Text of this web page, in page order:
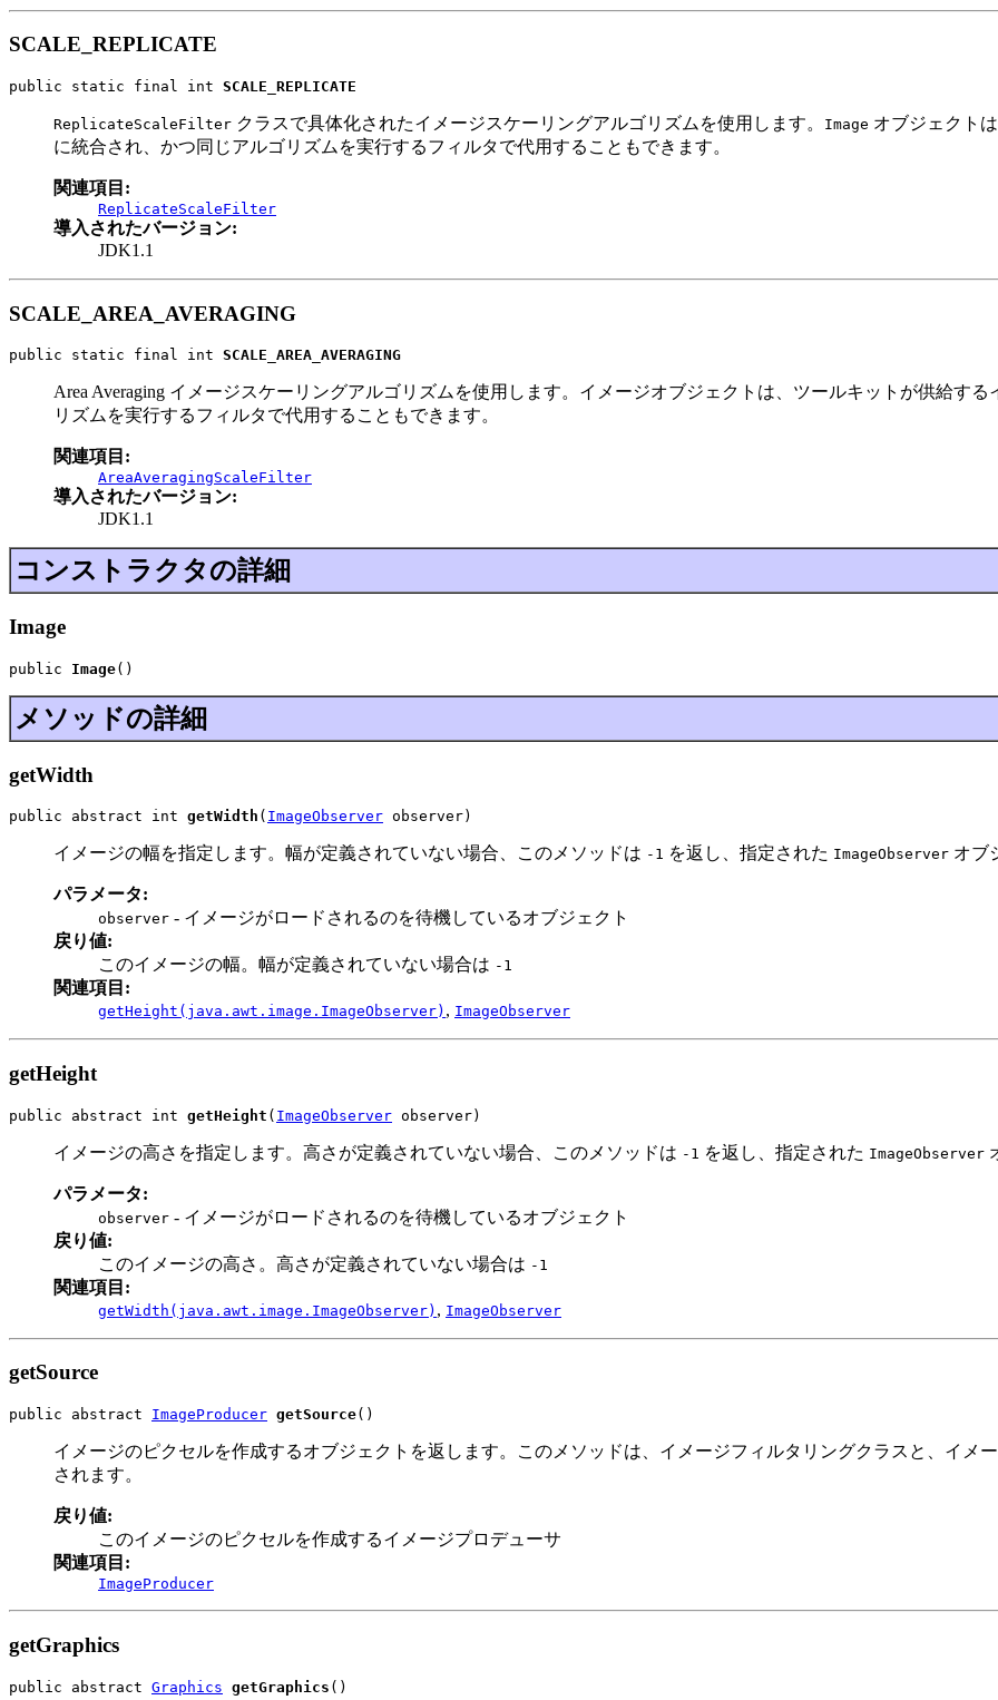
SCALE_REPLICATE
public static final int SCALE_REPLICATE
ReplicateScaleFilter クラスで具体化されたイメージスケーリングアルゴリズムを使用します。 Image オブジェクト
に統合され、かつ同じアルゴリズムを実行するフィルタで代用することもできます。
関連項目:
ReplicateScaleFilter
導入されたバージョン:
JDK1.1
SCALE_AREA_AVERAGING
public static final int SCALE_AREA_AVERAGING
Area Averaging イメージスケーリングアルゴリズムを使用します。イメージオブジェクトは、ツールキットが供給す
リズムを実行するフィルタで代用することもできます。
関連項目:
AreaAveragingScaleFilter
導入されたバージョン:
JDK1.1
コンストラクタの詳細
Image
public Image()
メソッドの詳細
getWidth
public abstract int getWidth ( ImageObserver observer)
イメージの幅を指定します。幅が定義されていない場合、このメソッドは -1 を返し、指定された ImageObserver オブ
パラメータ:
observer - イメージがロードされるのを待機しているオブジェクト
戻り値:
このイメージの幅。幅が定義されていない場合は -1
関連項目:
getHeight(java.awt.image.ImageObserver) , ImageObserver
getHeight
public abstract int getHeight ( ImageObserver observer)
イメージの高さを指定します。高さが定義されていない場合、このメソッドは -1 を返し、指定された ImageObserver
パラメータ:
observer - イメージがロードされるのを待機しているオブジェクト
戻り値:
このイメージの高さ。高さが定義されていない場合は -1
関連項目:
getWidth(java.awt.image.ImageObserver) , ImageObserver
getSource
public abstract ImageProducer getSource()
イメージのピクセルを作成するオブジェクトを返します。このメソッドは、イメージフィルタリングクラスと、イメ
されます。
戻り値:
このイメージのピクセルを作成するイメージプロデューサ
関連項目:
ImageProducer
getGraphics
public abstract Graphics getGraphics ()